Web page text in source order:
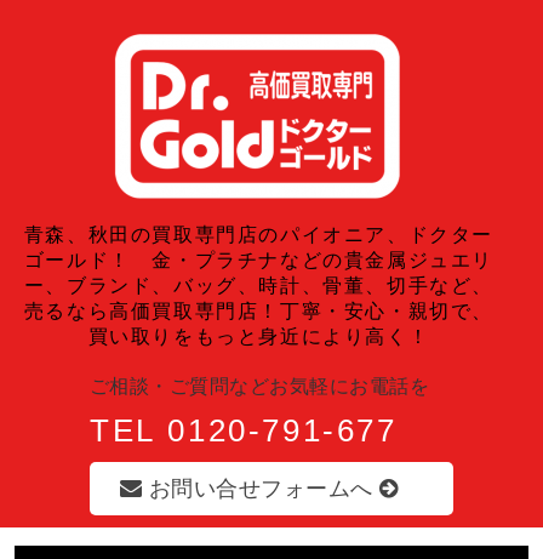
青森、秋田の買取専門店のパイオニア、ドクター
ゴールド！ 金・プラチナなどの貴金属ジュエリ
ー、ブランド、バッグ、時計、骨董、切手など、
売るなら高価買取専門店！丁寧・安心・親切で、
買い取りをもっと身近により高く！
ご相談・ご質問などお気軽にお電話を
TEL 0120-791-677
お問い合せフォームへ